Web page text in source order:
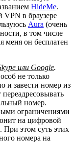
HideMe.
VPN в браузере
Aura (очень
в том числе
меня он бесплатен
или Google.
не только
и завести номер из
номер.
ограничениями
на цифровой
При этом суть этих
номера на